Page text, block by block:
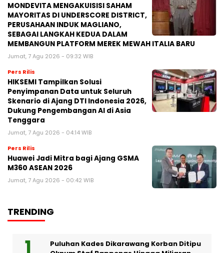
MONDEVITA MENGAKUISISI SAHAM
MAYORITAS DI UNDERSCORE DISTRICT,
PERUSAHAAN INDUK MAGLIANO,
SEBAGAI LANGKAH KEDUA DALAM
MEMBANGUN PLATFORM MEREK MEWAH ITALIA BARU
Jumat, 7 Agu 2026 - 09:32 WIB
Pers Rilis
HIKSEMI Tampilkan Solusi
Penyimpanan Data untuk Seluruh
Skenario di Ajang DTI Indonesia 2026,
Dukung Pengembangan AI di Asia
Tenggara
Jumat, 7 Agu 2026 - 04:14 WIB
Pers Rilis
Huawei Jadi Mitra bagi Ajang GSMA
M360 ASEAN 2026
Jumat, 7 Agu 2026 - 00:42 WIB
TRENDING
Puluhan Kades Dikarawang Korban Ditipu